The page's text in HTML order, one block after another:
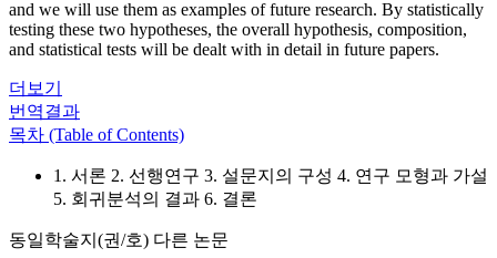
and we will use them as examples of future research. By statistically
testing these two hypotheses, the overall hypothesis, composition,
and statistical tests will be dealt with in detail in future papers.
더보기
번역결과
목차 (Table of Contents)
1. 서론 2. 선행연구 3. 설문지의 구성 4. 연구 모형과 가설
5. 회귀분석의 결과 6. 결론
동일학술지(권/호) 다른 논문